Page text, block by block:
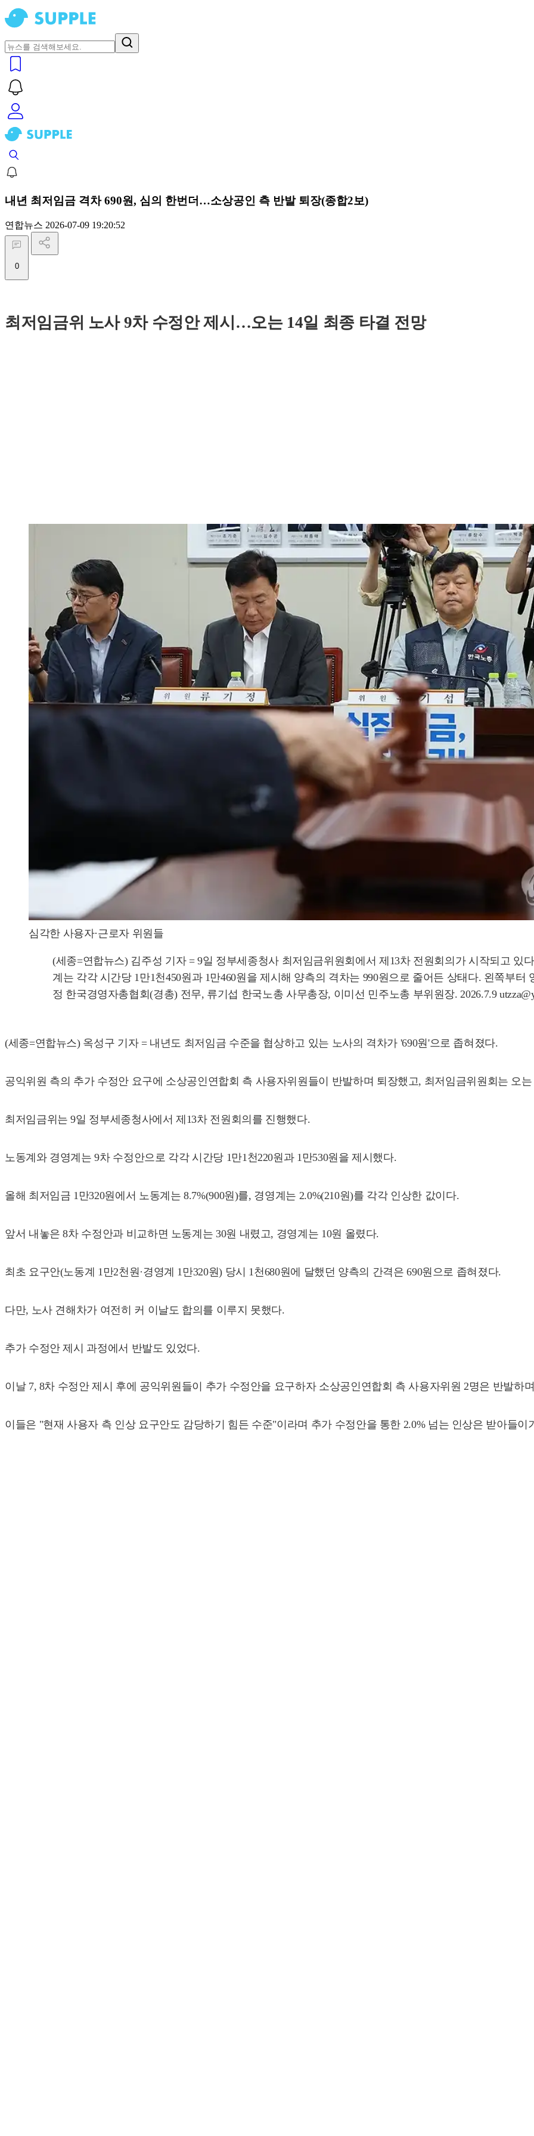
내년 최저임금 격차 690원, 심의 한번더…소상공인 측 반발 퇴장(종합2보)
연합뉴스 2026-07-09 19:20:52
0
최저임금위 노사 9차 수정안 제시…오는 14일 최종 타결 전망
심각한 사용자·근로자 위원들
(세종=연합뉴스) 김주성 기자 = 9일 정부세종청사 최저임금위원회에서 제13차 전원회의가 시작되고 있
계는 각각 시간당 1만1천450원과 1만460원을 제시해 양측의 격차는 990원으로 줄어든 상태다. 왼쪽부
정 한국경영자총협회(경총) 전무, 류기섭 한국노총 사무총장, 이미선 민주노총 부위원장. 2026.7.9
(세종=연합뉴스) 옥성구 기자 = 내년도 최저임금 수준을 협상하고 있는 노사의 격차가 '690원'으로 좁혀졌다.
공익위원 측의 추가 수정안 요구에 소상공인연합회 측 사용자위원들이 반발하며 퇴장했고, 최저임금위원회는 오
최저임금위는 9일 정부세종청사에서 제13차 전원회의를 진행했다.
노동계와 경영계는 9차 수정안으로 각각 시간당 1만1천220원과 1만530원을 제시했다.
올해 최저임금 1만320원에서 노동계는 8.7%(900원)를, 경영계는 2.0%(210원)를 각각 인상한 값이다.
앞서 내놓은 8차 수정안과 비교하면 노동계는 30원 내렸고, 경영계는 10원 올렸다.
최초 요구안(노동계 1만2천원·경영계 1만320원) 당시 1천680원에 달했던 양측의 간격은 690원으로 좁혀졌다.
다만, 노사 견해차가 여전히 커 이날도 합의를 이루지 못했다.
추가 수정안 제시 과정에서 반발도 있었다.
이날 7, 8차 수정안 제시 후에 공익위원들이 추가 수정안을 요구하자 소상공인연합회 측 사용자위원 2명은 반발하
이들은 "현재 사용자 측 인상 요구안도 감당하기 힘든 수준"이라며 추가 수정안을 통한 2.0% 넘는 인상은 받아들이